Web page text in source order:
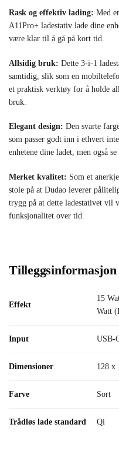
Rask og effektiv lading: Med
A11Pro+ ladestativ lade dine
være klar til å gå på kort tid.
Allsidig bruk: Dette 3-i-1
samtidig, slik som en
et praktisk verktøy for å holde
bruk.
Elegant design: Den svarte
som passer godt inn i ethvert
enhetene dine ladet, men også
Merket kvalitet: Som et
stole på at Dudao leverer
trygg på at dette ladestativet vil
funksjonalitet over tid.
Tilleggsinformasjon
Effekt
15
Watt
Input USB-
Dimensioner 128 x
Farve Sort
Trådløs lade standard Qi